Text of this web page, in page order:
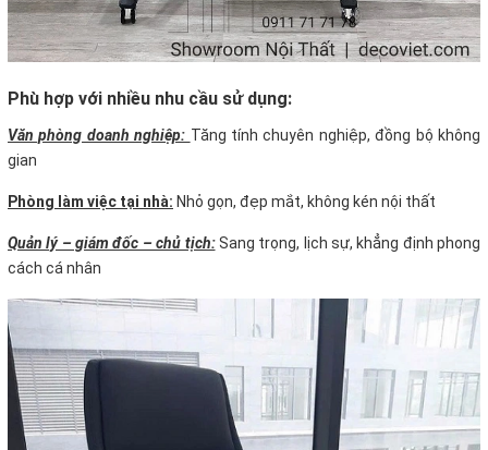
Phù hợp với nhiều nhu cầu sử dụng:
Văn phòng doanh nghiệp: Tăng tính chuyên nghiệp, đồng bộ không
gian
Phòng làm việc tại nhà: Nhỏ gọn, đẹp mắt, không kén nội thất
Quản lý – giám đốc – chủ tịch:Sang trọng, lịch sự, khẳng định phong
cách cá nhân